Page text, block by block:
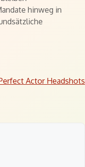
hinweg in
Actor Headshots